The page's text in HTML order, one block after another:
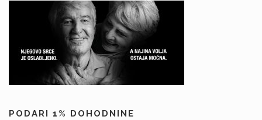
PODARI 1% DOHODNINE